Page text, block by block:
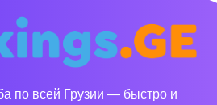
по всей Грузии — быстро и